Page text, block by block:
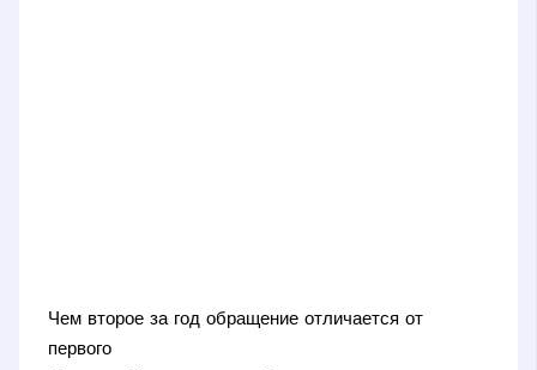
Чем второе за год обращение отличается от
первого